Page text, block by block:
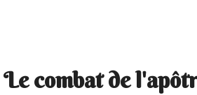
Le combat de